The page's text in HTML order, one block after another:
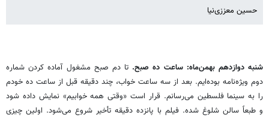
حسین معززی‌نیا
شنبه دوازدهم بهمن‌ماه: ساعت ده صبح. تا دم صبح مشغول آماده کردن شماره
دوم ویژه‌نامه‌ بوده‌ایم. بعد از سه ساعت خواب، چند دقیقه قبل از ساعت ده خودم
را به سینما فلسطین می‌رسانم. قرار است «وقتی همه خوابیم» نمایش داده شود
و طبعاً سالن شلوغ شده. فیلم با پانزده دقیقه تأخیر شروع می‌شود. اولین چیزی